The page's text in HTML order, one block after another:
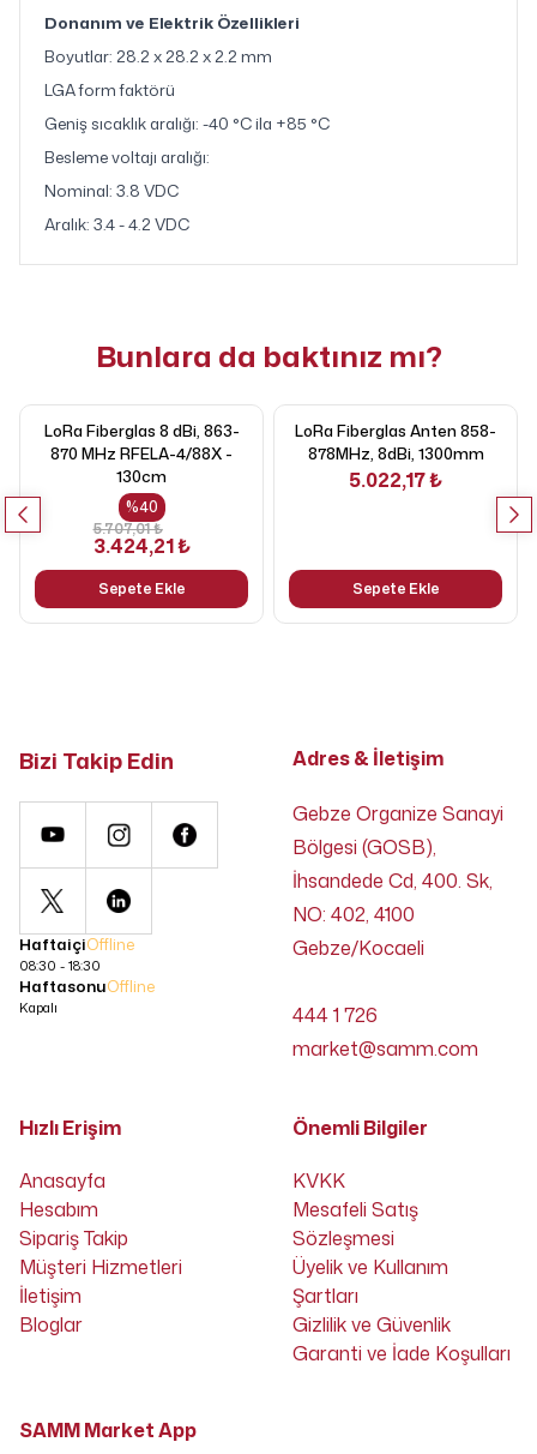
Donanım ve Elektrik Özellikleri
Boyutlar: 28.2 x 28.2 x 2.2 mm
LGA form faktörü
Geniş sıcaklık aralığı: -40 °C ila +85 °C
Besleme voltajı aralığı:
Nominal: 3.8 VDC
Aralık: 3.4 - 4.2 VDC
Bunlara da baktınız mı?
LoRa Fiberglas 8 dBi, 863-
870 MHz RFELA-4/88X -
130cm
%40
5.707,01 ₺
3.424,21 ₺
Sepete Ekle
LoRa Fiberglas Anten 858-
878MHz, 8dBi, 1300mm
5.022,17 ₺
Sepete Ekle
Bizi Takip Edin
HaftaiçiOffline
08:30 - 18:30
HaftasonuOffline
Kapalı
Adres & İletişim
Gebze Organize Sanayi
Bölgesi (GOSB),
İhsandede Cd, 400. Sk,
NO: 402, 4100
Gebze/Kocaeli
444 1 726
market@samm.com
Hızlı Erişim
Anasayfa
Hesabım
Sipariş Takip
Müşteri Hizmetleri
İletişim
Bloglar
Önemli Bilgiler
KVKK
Mesafeli Satış
Sözleşmesi
Üyelik ve Kullanım
Şartları
Gizlilik ve Güvenlik
Garanti ve İade Koşulları
SAMM Market App